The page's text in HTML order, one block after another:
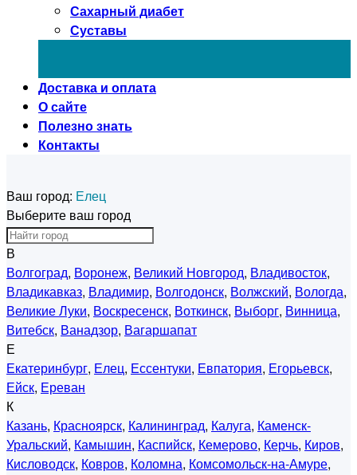
Сахарный диабет
Суставы
Доставка и оплата
О сайте
Полезно знать
Контакты
Ваш город: Елец
Выберите ваш город
В
Волгоград, Воронеж, Великий Новгород, Владивосток,
Владикавказ, Владимир, Волгодонск, Волжский, Вологда,
Великие Луки, Воскресенск, Воткинск, Выборг, Винница,
Витебск, Ванадзор, Вагаршапат
Е
Екатеринбург, Елец, Ессентуки, Евпатория, Егорьевск,
Ейск, Ереван
К
Казань, Красноярск, Калининград, Калуга, Каменск-
Уральский, Камышин, Каспийск, Кемерово, Керчь, Киров,
Кисловодск, Ковров, Коломна, Комсомольск-на-Амуре,